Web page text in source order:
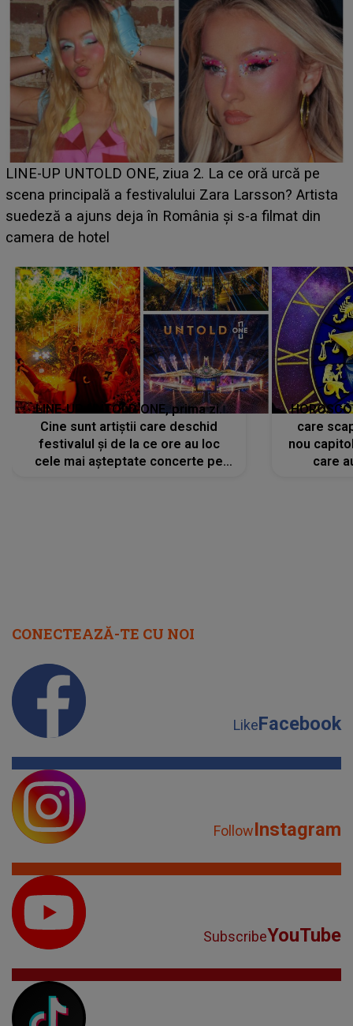
Ce a dezvăluit noua concurentă din "Casa Iubirii" l-a
luat prin surprindere pe Emanuel. CINE ESTE
BĂIATUL VIZAT de Alexandra?! Aflându-se în fața
faptului împlinit, A RECUNOSCUT IMEDIAT: "Am
LINE-UP UNTOLD ONE, prima zi.
Cine sunt artiștii care deschid
festivalul și de la ce ore au loc
cele mai așteptate concerte pe
care
nou
care
CONECTEAZĂ-TE CU NOI
LikeFacebook
FollowInstagram
SubscribeYouTube